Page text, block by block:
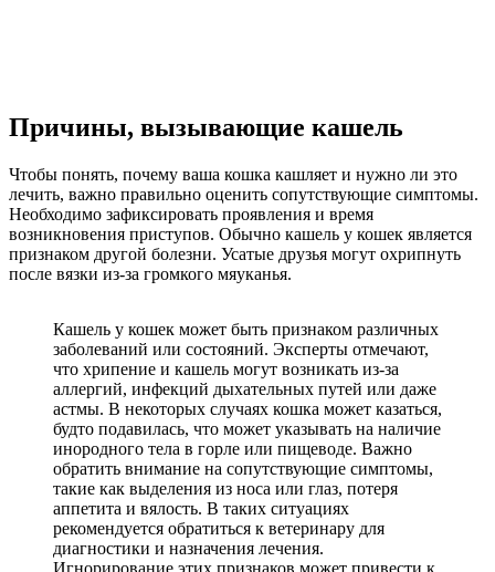
Причины, вызывающие кашель
Чтобы понять, почему ваша кошка кашляет и нужно ли это
лечить, важно правильно оценить сопутствующие симптомы.
Необходимо зафиксировать проявления и время
возникновения приступов. Обычно кашель у кошек является
признаком другой болезни. Усатые друзья могут охрипнуть
после вязки из-за громкого мяуканья.
Кашель у кошек может быть признаком различных
заболеваний или состояний. Эксперты отмечают,
что хрипение и кашель могут возникать из-за
аллергий, инфекций дыхательных путей или даже
астмы. В некоторых случаях кошка может казаться,
будто подавилась, что может указывать на наличие
инородного тела в горле или пищеводе. Важно
обратить внимание на сопутствующие симптомы,
такие как выделения из носа или глаз, потеря
аппетита и вялость. В таких ситуациях
рекомендуется обратиться к ветеринару для
диагностики и назначения лечения.
Игнорирование этих признаков может привести к